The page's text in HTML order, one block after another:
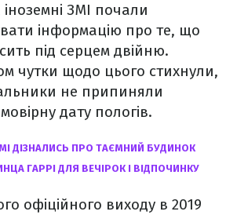
ЗМІ почали
інформацію про те, що
під серцем двійню.
чутки щодо цього стихнули,
не припиняли
дату пологів.
ДІЗНАЛИСЬ ПРО ТАЄМНИЙ БУДИНОК
ГАРРІ ДЛЯ ВЕЧІРОК І ВІДПОЧИНКУ
офіційного виходу в 2019